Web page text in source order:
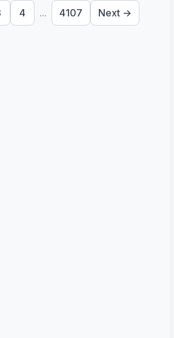
4 ... 4107 Next →